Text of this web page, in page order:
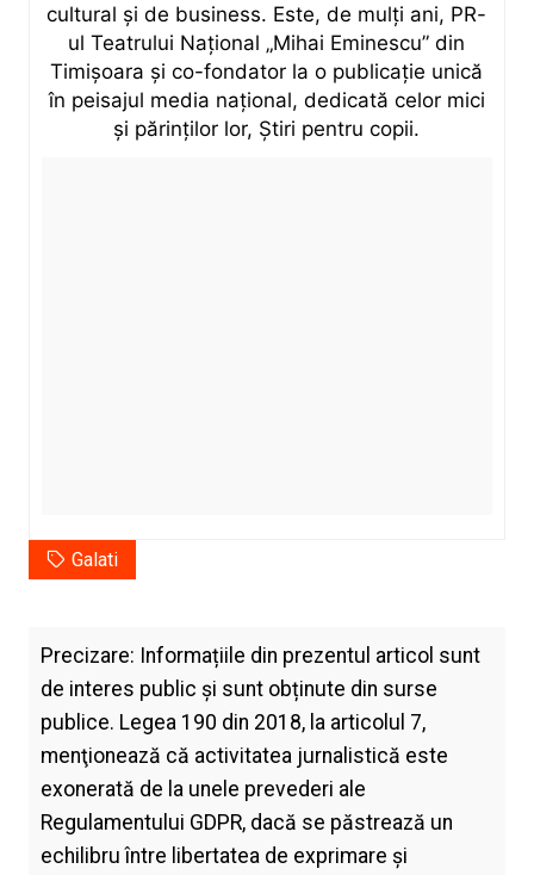
cultural și de business. Este, de mulți ani, PR-
ul Teatrului Național „Mihai Eminescu” din
Timișoara și co-fondator la o publicație unică
în peisajul media național, dedicată celor mici
și părinților lor, Știri pentru copii.
Galati
Precizare: Informațiile din prezentul articol sunt
de interes public și sunt obținute din surse
publice. Legea 190 din 2018, la articolul 7,
menţionează că activitatea jurnalistică este
exonerată de la unele prevederi ale
Regulamentului GDPR, dacă se păstrează un
echilibru între libertatea de exprimare şi